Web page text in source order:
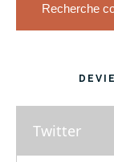
Recherche
Twitter